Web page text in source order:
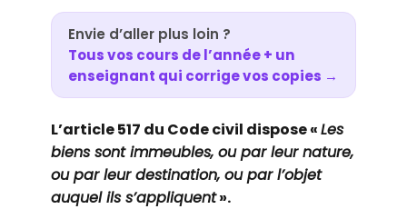
Envie d’aller plus loin ?
Tous vos cours de l’année + un
enseignant qui corrige vos copies →
L’article 517 du Code civil dispose «Les
biens sont immeubles, ou par leur nature,
ou par leur destination, ou par l’objet
auquel ils s’appliquent».